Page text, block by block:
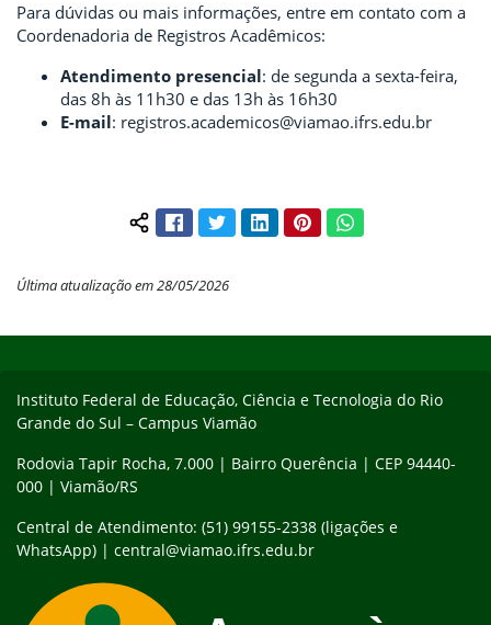
Para dúvidas ou mais informações, entre em contato com a
Coordenadoria de Registros Acadêmicos:
Atendimento presencial: de segunda a sexta-feira,
das 8h às 11h30 e das 13h às 16h30
E-mail: registros.academicos@viamao.ifrs.edu.br
Compartilhar conteúdo:
FacebookTwitterLinkedInPinterestWhatsApp
Última atualização em 28/05/2026
Instituto Federal de Educação, Ciência e Tecnologia do Rio
Grande do Sul – Campus Viamão
Rodovia Tapir Rocha, 7.000 | Bairro Querência | CEP 94440-
000 | Viamão/RS
Central de Atendimento: (51) 99155-2338 (ligações e
WhatsApp) | central@viamao.ifrs.edu.br